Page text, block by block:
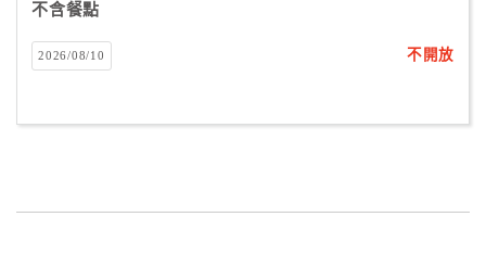
不含餐點
2026/08/10 不開放